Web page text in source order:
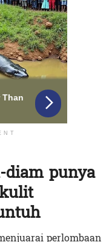
diam punya
perlombaan